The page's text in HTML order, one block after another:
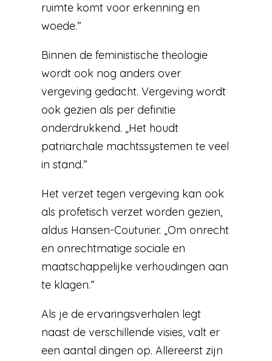
ruimte komt voor erkenning en
woede.”
Binnen de feministische theologie
wordt ook nog anders over
vergeving gedacht. Vergeving wordt
ook gezien als per definitie
onderdrukkend. „Het houdt
patriarchale machtssystemen te veel
in stand.”
Het verzet tegen vergeving kan ook
als profetisch verzet worden gezien,
aldus Hansen-Couturier. „Om onrecht
en onrechtmatige sociale en
maatschappelijke verhoudingen aan
te klagen.”
Als je de ervaringsverhalen legt
naast de verschillende visies, valt er
een aantal dingen op. Allereerst zijn